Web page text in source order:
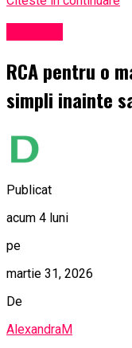
RCA pentru o
simpli inainte
Publicat
acum 4 luni
pe
martie 31, 2026
De
AlexandraM